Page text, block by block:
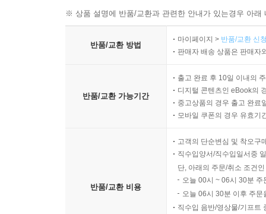
※ 상품 설명에 반품/교환과 관련한 안내가 있는경우 아
반품/교환 방법
마이페이지 > 반품/교환 신
판매자 배송 상품은 판매자
반품/교환 가능기간
출고 완료 후 10일 이내의
디지털 콘텐츠인 eBook의
중고상품의 경우 출고 완료
모바일 쿠폰의 경우 유효기
반품/교환 비용
고객의 단순변심 및 착오구
직수입양서/직수입일서중
단, 아래의 주문/취소 조건
오늘 00시 ~ 06시 30분
오늘 06시 30분 이후 주
직수입 음반/영상물/기프트